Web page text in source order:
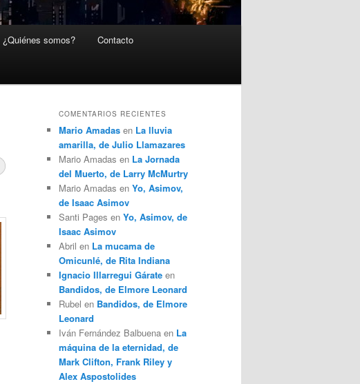
¿Quiénes somos? Contacto
COMENTARIOS RECIENTES
Mario Amadas en La lluvia
amarilla, de Julio Llamazares
Mario Amadas en La Jornada
del Muerto, de Larry McMurtry
Mario Amadas en Yo, Asimov,
de Isaac Asimov
Santi Pages en Yo, Asimov, de
Isaac Asimov
Abril en La mucama de
Omicunlé, de Rita Indiana
Ignacio Illarregui Gárate en
Bandidos, de Elmore Leonard
Rubel en Bandidos, de Elmore
Leonard
Iván Fernández Balbuena en La
máquina de la eternidad, de
Mark Clifton, Frank Riley y
Alex Aspostolides